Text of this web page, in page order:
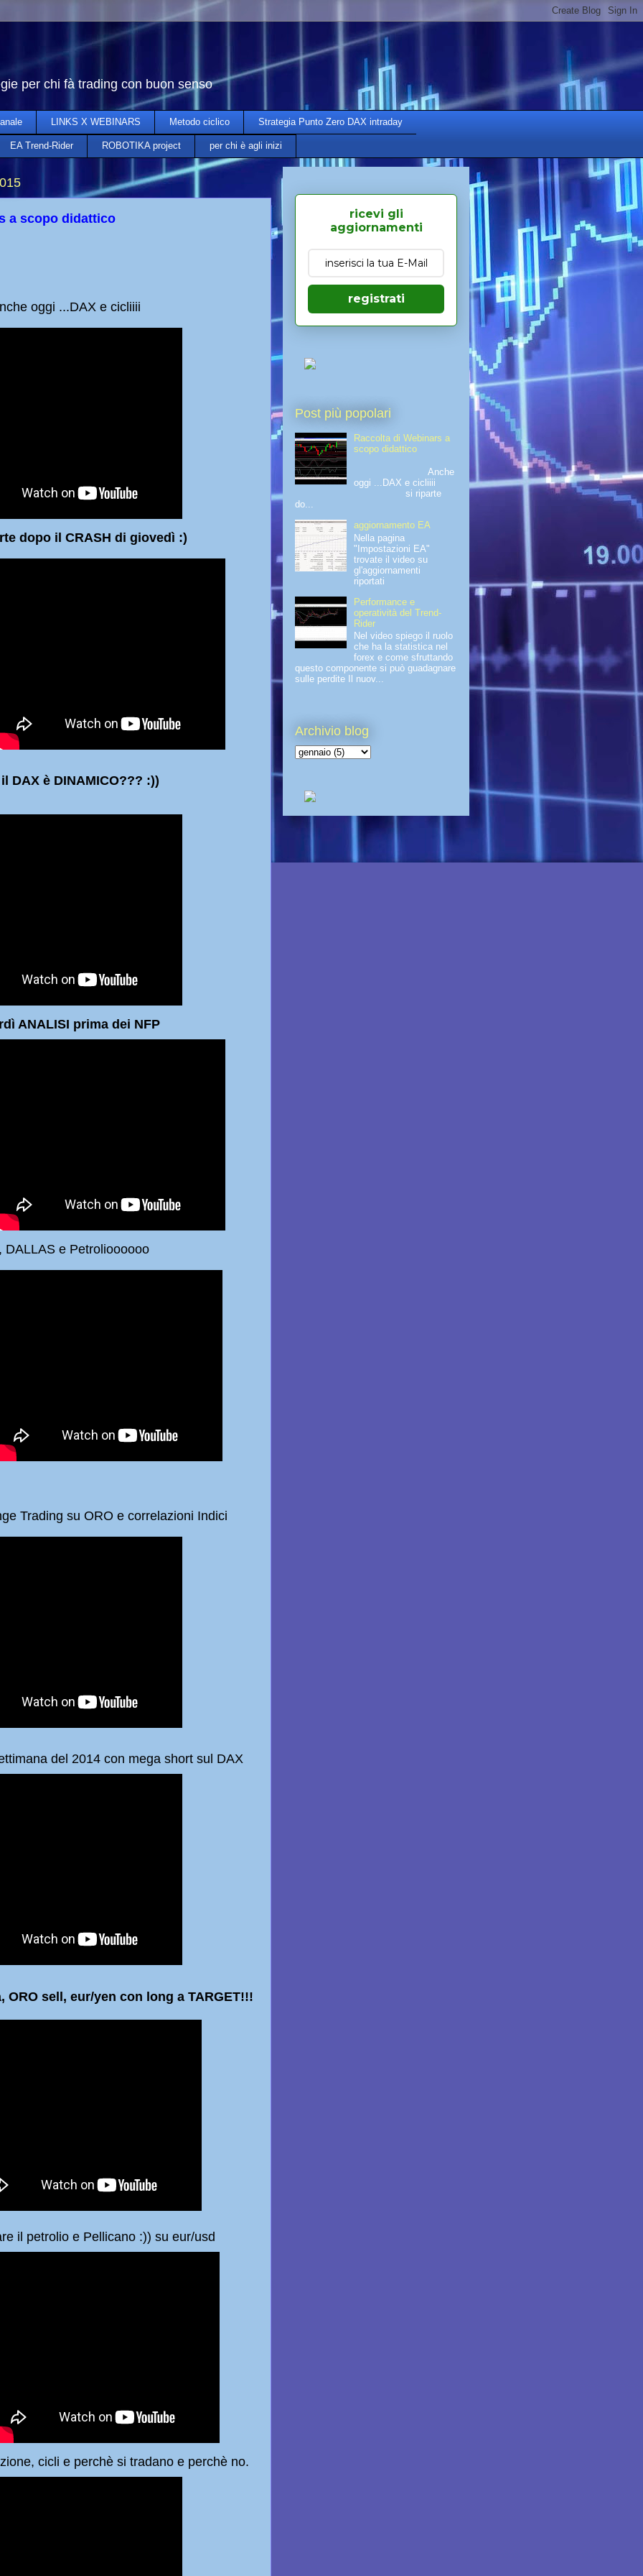
per chi fà trading con buon senso
LINKS X WEBINARS Metodo ciclico Strategia Punto Zero DAX intraday
EA Trend-Rider ROBOTIKA project per chi è agli inizi
a scopo didattico
oggi ...DAX e cicliiii
CRASH di giovedì :)
DAX è DINAMICO??? :))
prima dei NFP
DALLAS e Petrolioooooo
Trading su ORO e correlazioni Indici
del 2014 con mega short sul DAX
ORO sell, eur/yen con long a TARGET!!!
petrolio e Pellicano :)) su eur/usd
cicli e perchè si tradano e perchè no.
ricevi gli
aggiornamenti
registrati
Post più popolari
Raccolta di Webinars a
scopo didattico
Anche
oggi ...DAX e cicliiii
si riparte
do...
aggiornamento EA
Nella pagina
"Impostazioni EA"
trovate il video su
gl'aggiornamenti
riportati
Performance e
operatività del Trend-
Rider
Nel video spiego il ruolo
che ha la statistica nel
forex e come sfruttando
questo componente si può guadagnare
sulle perdite Il nuov...
Archivio blog